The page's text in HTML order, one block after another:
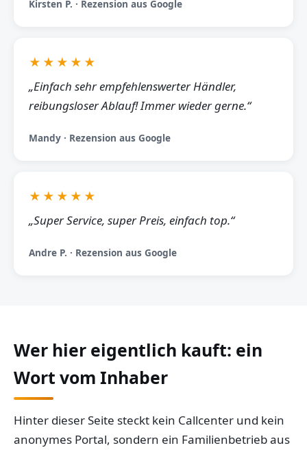
Kirsten P. · Rezension aus Google
★★★★★
„Einfach sehr empfehlenswerter Händler,
reibungsloser Ablauf! Immer wieder gerne.“
Mandy · Rezension aus Google
★★★★★
„Super Service, super Preis, einfach top.“
Andre P. · Rezension aus Google
Wer hier eigentlich kauft: ein
Wort vom Inhaber
Hinter dieser Seite steckt kein Callcenter und kein
anonymes Portal, sondern ein Familienbetrieb aus